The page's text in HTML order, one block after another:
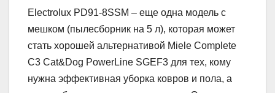
Electrolux PD91-8SSM – еще одна модель с
мешком (пылесборник на 5 л), которая может
стать хорошей альтернативой Miele Complete
C3 Cat&Dog PowerLine SGEF3 для тех, кому
нужна эффективная уборка ковров и пола, а